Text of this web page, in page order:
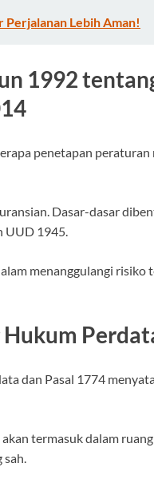
Perjalanan Lebih Aman!
1992
penetapan
Dasar-dasar
UUD 1945.
menanggulangi
dan Pasal 1774
termasuk dalam
sah.